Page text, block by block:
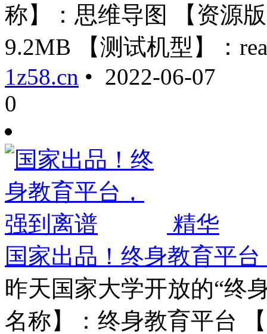
称】：思维导图 【资源
9.2MB 【测试机型】：
1z58.cn • 2022-06-07
0
精华
国家出品！终身教育平
昨天国家大学开放的“终
名称】：终身教育平台